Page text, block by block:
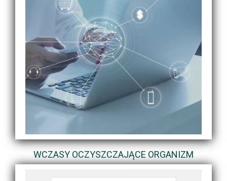
WCZASY OCZYSZCZAJĄCE ORGANIZM